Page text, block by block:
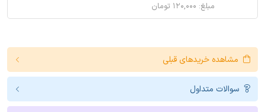
مبلغ: ۱۲۰,۰۰۰ تومان
مشاهده خریدهای قبلی
سوالات متداول